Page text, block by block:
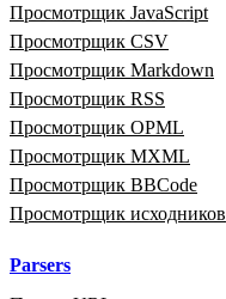
Просмотрщик JavaScript
Просмотрщик CSV
Просмотрщик Markdown
Просмотрщик RSS
Просмотрщик OPML
Просмотрщик MXML
Просмотрщик BBCode
Просмотрщик исходников
Parsers